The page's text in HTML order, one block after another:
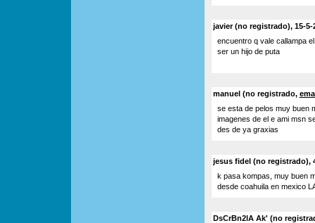
javier (no registrado), 15-5-
encuentro q vale callampa
ser un hijo de puta
manuel (no registrado,
se esta de pelos muy buen
imagenes de el e ami msn
des de ya graxias
jesus fidel (no registrado),
k pasa kompas, muy buen
desde coahuila en mexico
DsCrBn2lA Ak' (no